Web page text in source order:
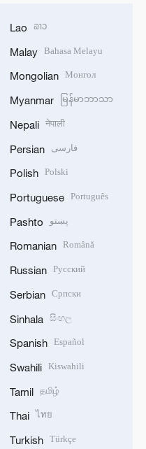
Lao ລາວ
Malay Bahasa Melayu
Mongolian Монгол
Myanmar မြန်မာဘာသာ
Nepali नेपाली
Persian فارسی
Polish Polski
Portuguese Português
Pashto پښتو
Romanian Română
Russian Русский
Serbian Српски
Sinhala සිංහල
Spanish Español
Swahili Kiswahili
Tamil தமிழ்
Thai ไทย
Turkish Türkçe